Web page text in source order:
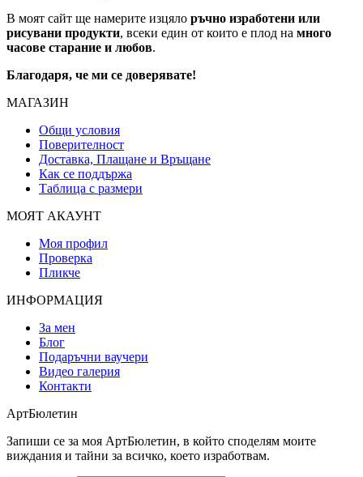
В моят сайт ще намерите изцяло ръчно изработени или
рисувани продукти, всеки един от които е плод на много
часове старание и любов.
Благодаря, че ми се доверявате!
МАГАЗИН
Общи условия
Поверителност
Доставка, Плащане и Връщане
Как се поддържа
Таблица с размери
МОЯТ АКАУНТ
Моя профил
Проверка
Пликче
ИНФОРМАЦИЯ
За мен
Блог
Подаръчни ваучери
Видео галерия
Контакти
АртБюлетин
Запиши се за моя АртБюлетин, в който споделям моите
виждания и тайни за всичко, което изработвам.